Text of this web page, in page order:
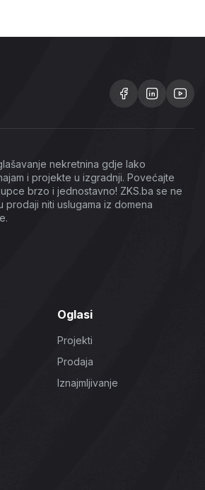
nekretnina gdje lako
i projekte u izgradnji. Povećajte
brzo i jednostavno! ZKS.ba se ne
prodaji niti uslugama iz domena
Oglasi
Projekti
Prodaja
Iznajmljivanje